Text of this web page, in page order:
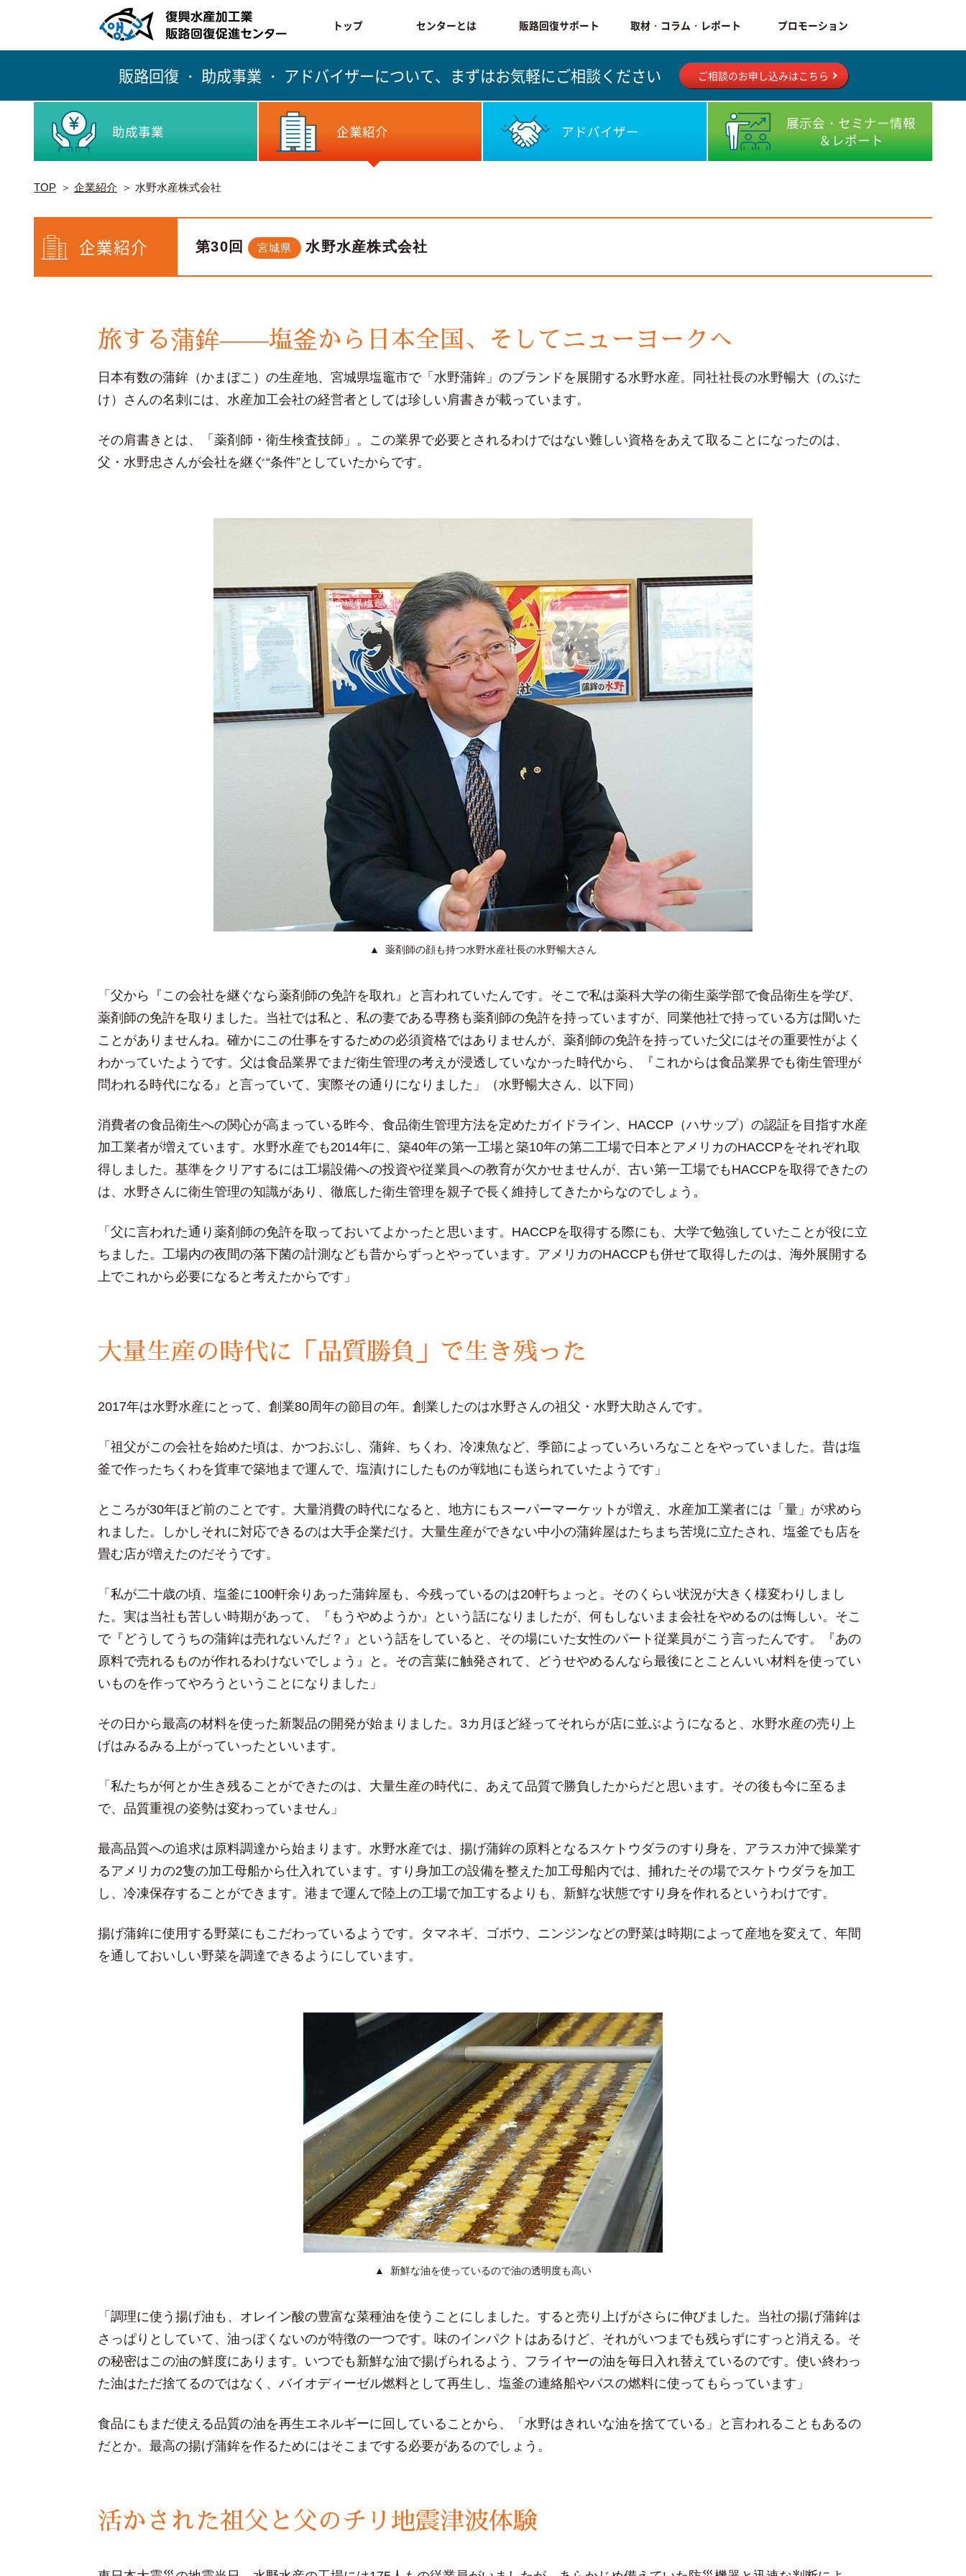
トップ センターとは 販路回復サポート 取材・コラム・レポート プロモーション
販路回復 ・ 助成事業 ・ アドバイザーについて、 まずはお気軽にご相談ください ご相談のお申し込みはこちら
助成事業 企業紹介 アドバイザー
展示会・セミナー情報
＆レポート
TOP 企業紹介 水野水産株式会社
企業紹介 第30回 宮城県 水野水産株式会社
旅する蒲鉾――塩釜から日本全国、そしてニューヨークへ
日本有数の蒲鉾（かまぼこ）の生産地、宮城県塩竈市で「水野蒲鉾」のブランドを展開する水野水産。同社社長の水野暢大（のぶた
け）さんの名刺には、水産加工会社の経営者としては珍しい肩書きが載っています。
その肩書きとは、「薬剤師・衛生検査技師」。この業界で必要とされるわけではない難しい資格をあえて取ることになったのは、
父・水野忠さんが会社を継ぐ“条件”としていたからです。
薬剤師の顔も持つ水野水産社長の水野暢大さん
「父から『この会社を継ぐなら薬剤師の免許を取れ』と言われていたんです。そこで私は薬科大学の衛生薬学部で食品衛生を学び、
薬剤師の免許を取りました。当社では私と、私の妻である専務も薬剤師の免許を持っていますが、同業他社で持っている方は聞いた
ことがありませんね。確かにこの仕事をするための必須資格ではありませんが、薬剤師の免許を持っていた父にはその重要性がよく
わかっていたようです。父は食品業界でまだ衛生管理の考えが浸透していなかった時代から、『これからは食品業界でも衛生管理が
問われる時代になる』と言っていて、実際その通りになりました」（水野暢大さん、以下同）
消費者の食品衛生への関心が高まっている昨今、食品衛生管理方法を定めたガイドライン、HACCP（ハサップ）の認証を目指す水産
加工業者が増えています。水野水産でも2014年に、築40年の第一工場と築10年の第二工場で日本とアメリカのHACCPをそれぞれ取
得しました。基準をクリアするには工場設備への投資や従業員への教育が欠かせませんが、古い第一工場でもHACCPを取得できたの
は、水野さんに衛生管理の知識があり、徹底した衛生管理を親子で長く維持してきたからなのでしょう。
「父に言われた通り薬剤師の免許を取っておいてよかったと思います。HACCPを取得する際にも、大学で勉強していたことが役に立
ちました。工場内の夜間の落下菌の計測なども昔からずっとやっています。アメリカのHACCPも併せて取得したのは、海外展開する
上でこれから必要になると考えたからです」
大量生産の時代に「品質勝負」で生き残った
2017年は水野水産にとって、創業80周年の節目の年。創業したのは水野さんの祖父・水野大助さんです。
「祖父がこの会社を始めた頃は、かつおぶし、蒲鉾、ちくわ、冷凍魚など、季節によっていろいろなことをやっていました。昔は塩
釜で作ったちくわを貨車で築地まで運んで、塩漬けにしたものが戦地にも送られていたようです」
ところが30年ほど前のことです。大量消費の時代になると、地方にもスーパーマーケットが増え、水産加工業者には「量」が求めら
れました。しかしそれに対応できるのは大手企業だけ。大量生産ができない中小の蒲鉾屋はたちまち苦境に立たされ、塩釜でも店を
畳む店が増えたのだそうです。
「私が二十歳の頃、塩釜に100軒余りあった蒲鉾屋も、今残っているのは20軒ちょっと。そのくらい状況が大きく様変わりしまし
た。実は当社も苦しい時期があって、『もうやめようか』という話になりましたが、何もしないまま会社をやめるのは悔しい。そこ
で『どうしてうちの蒲鉾は売れないんだ？』という話をしていると、その場にいた女性のパート従業員がこう言ったんです。『あの
原料で売れるものが作れるわけないでしょう』と。その言葉に触発されて、どうせやめるんなら最後にとことんいい材料を使ってい
いものを作ってやろうということになりました」
その日から最高の材料を使った新製品の開発が始まりました。3カ月ほど経ってそれらが店に並ぶようになると、水野水産の売り上
げはみるみる上がっていったといいます。
「私たちが何とか生き残ることができたのは、大量生産の時代に、あえて品質で勝負したからだと思います。その後も今に至るま
で、品質重視の姿勢は変わっていません」
最高品質への追求は原料調達から始まります。水野水産では、揚げ蒲鉾の原料となるスケトウダラのすり身を、アラスカ沖で操業す
るアメリカの2隻の加工母船から仕入れています。すり身加工の設備を整えた加工母船内では、捕れたその場でスケトウダラを加工
し、冷凍保存することができます。港まで運んで陸上の工場で加工するよりも、新鮮な状態ですり身を作れるというわけです。
揚げ蒲鉾に使用する野菜にもこだわっているようです。タマネギ、ゴボウ、ニンジンなどの野菜は時期によって産地を変えて、年間
を通しておいしい野菜を調達できるようにしています。
新鮮な油を使っているので油の透明度も高い
「調理に使う揚げ油も、オレイン酸の豊富な菜種油を使うことにしました。すると売り上げがさらに伸びました。当社の揚げ蒲鉾は
さっぱりとしていて、油っぽくないのが特徴の一つです。味のインパクトはあるけど、それがいつまでも残らずにすっと消える。そ
の秘密はこの油の鮮度にあります。いつでも新鮮な油で揚げられるよう、フライヤーの油を毎日入れ替えているのです。使い終わっ
た油はただ捨てるのではなく、バイオディーゼル燃料として再生し、塩釜の連絡船やバスの燃料に使ってもらっています」
食品にもまだ使える品質の油を再生エネルギーに回していることから、「水野はきれいな油を捨てている」と言われることもあるの
だとか。最高の揚げ蒲鉾を作るためにはそこまでする必要があるのでしょう。
活かされた祖父と父のチリ地震津波体験